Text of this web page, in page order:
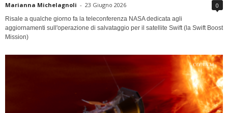
Marianna Michelagnoli - 23 Giugno 2026 0
Risale a qualche giorno fa la teleconferenza NASA dedicata agli
aggiornamenti sull'operazione di salvataggio per il satellite Swift (la Swift Boost
Mission)